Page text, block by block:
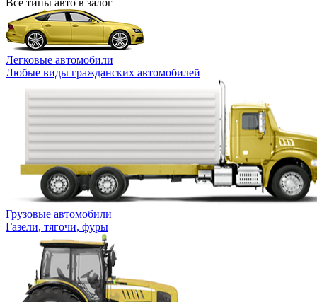
Легковые автомобили
Любые виды гражданских автомобилей
Грузовые автомобили
Газели, тягочи, фуры